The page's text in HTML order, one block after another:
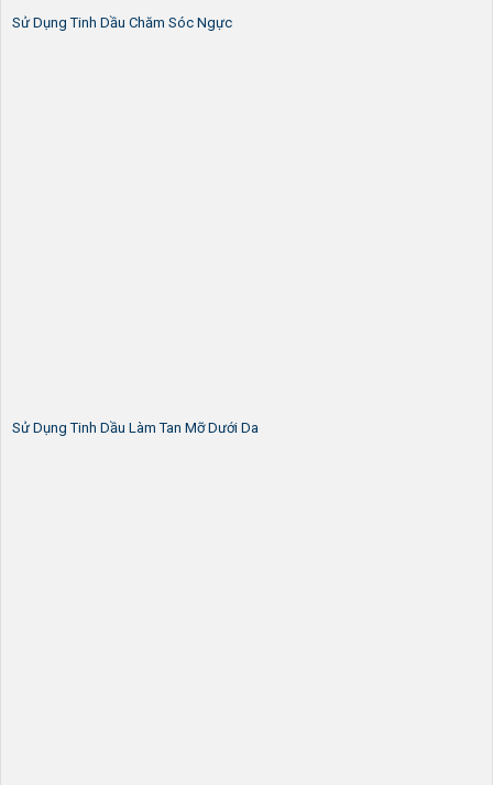
Sử Dụng Tinh Dầu Chăm Sóc Ngực
Sử Dụng Tinh Dầu Làm Tan Mỡ Dưới Da